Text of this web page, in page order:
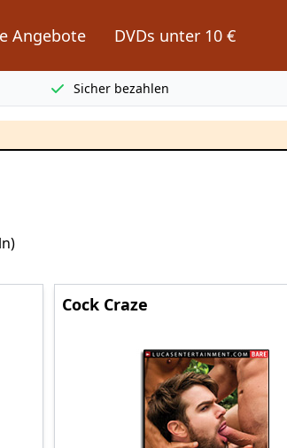
Angebote DVDs unter 10 €
Sicher bezahlen
Cock Craze